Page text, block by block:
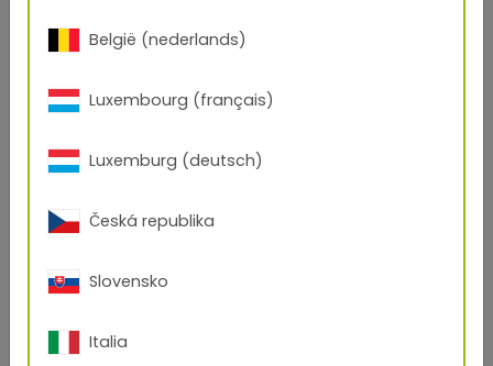
Glycidylesters
hydroxylfunctie
Polyuretdionen (polyisocyanaten)
Polyesterharsen worden gekenmerkt door hun
België (nederlands)
Luxembourg (français)
Luxemburg (deutsch)
Česká republika
Slovensko
Italia